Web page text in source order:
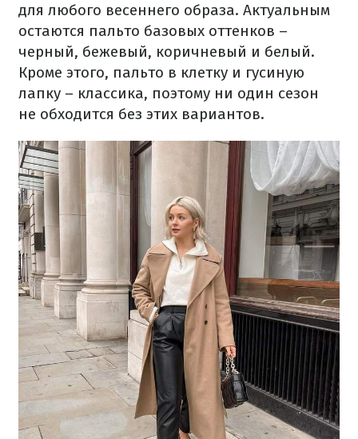
для любого весеннего образа. Актуальным
остаются пальто базовых оттенков –
черный, бежевый, коричневый и белый.
Кроме этого, пальто в клетку и гусиную
лапку – классика, поэтому ни один сезон
не обходится без этих вариантов.